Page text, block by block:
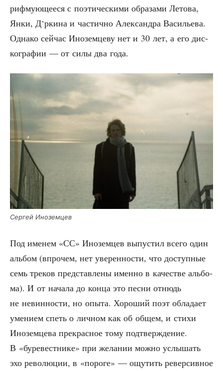
риф­му­ю­ще­е­ся с поэ­ти­че­ски­ми обра­за­ми Лето­ва,
Янки, Д‘ркина и частич­но Алек­сандра Васи­лье­ва.
Одна­ко сей­час Ино­зем­це­ву нет и 30 лет, а его дис­
ко­гра­фии — от силы два года.
Сер­гей Иноземцев
Под име­нем «СС» Ино­зем­цев выпу­стил все­го один
аль­бом (впро­чем, нет уве­рен­но­сти, что доступ­ные
семь тре­ков пред­став­ле­ны имен­но в каче­стве аль­бо­
ма). И от нача­ла до кон­ца это пес­ни отнюдь
не невин­но­сти, но опы­та. Хоро­ший поэт обла­да­ет
уме­ни­ем спеть о лич­ном как об общем, и сти­хи
Ино­зем­це­ва пре­крас­ное тому под­твер­жде­ние.
В «буре­вест­ни­ке» при жела­нии мож­но услы­шать
эхо рево­лю­ции, в «поро­ге» — ощу­тить ревер­сив­ное